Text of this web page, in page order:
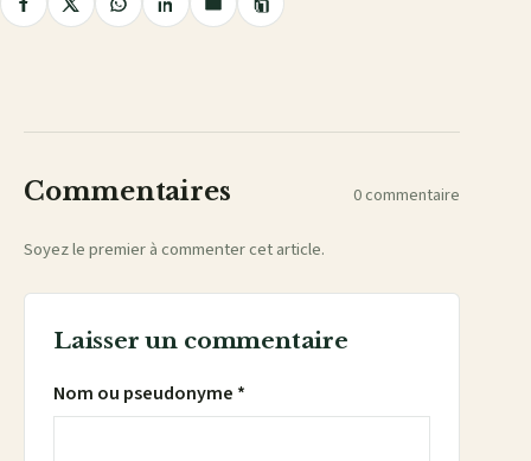
PartagerPartagerPartagerPartagerPartager
Copier
le
Commentaires 0 commentaire
Soyez le premier à commenter cet article.
Laisser un commentaire
Nom ou pseudonyme *